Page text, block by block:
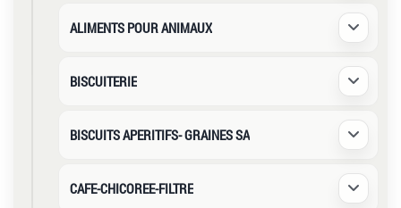
ALIMENTS POUR ANIMAUX Déplier
BISCUITERIE Déplier
BISCUITS APERITIFS- GRAINES SA Déplier
CAFE-CHICOREE-FILTRE Déplier